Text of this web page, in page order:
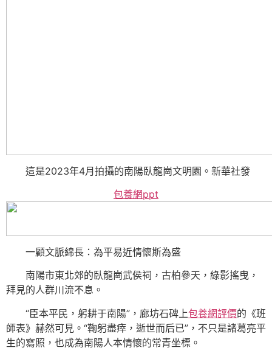
這是2023年4月拍攝的南陽臥龍崗文明園。新華社發
包養網ppt
一顧文脈綿長：為平易近情懷斯為盛
南陽市東北郊的臥龍崗武侯祠，古柏參天，綠影搖曳，
拜見的人群川流不息。
“臣本平民，躬耕于南陽”，廊坊石碑上包養網評價的《班
師表》赫然可見。“鞠躬盡瘁，逝世而后已”，不只是諸葛亮平
生的寫照，也成為南陽人本情懷的常青坐標。